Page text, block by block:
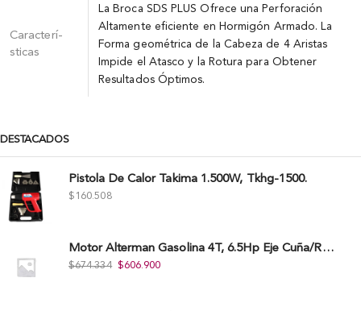
Caracterí­
sticas
La Broca SDS PLUS Ofrece una Perforación
Altamente eficiente en Hormigón Armado. La
Forma geométrica de la Cabeza de 4 Aristas
Impide el Atasco y la Rotura para Obtener
Resultados Óptimos.
DESTACADOS
Pistola De Calor Takima 1.500W, Tkhg-1500.
$ 160.508
Motor Alterman Gasolina 4T, 6.5Hp Eje Cuña/Rosca 3/4", Xge65K.
$674.334 $606.900